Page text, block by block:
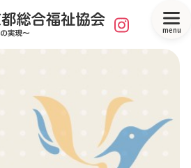
menu